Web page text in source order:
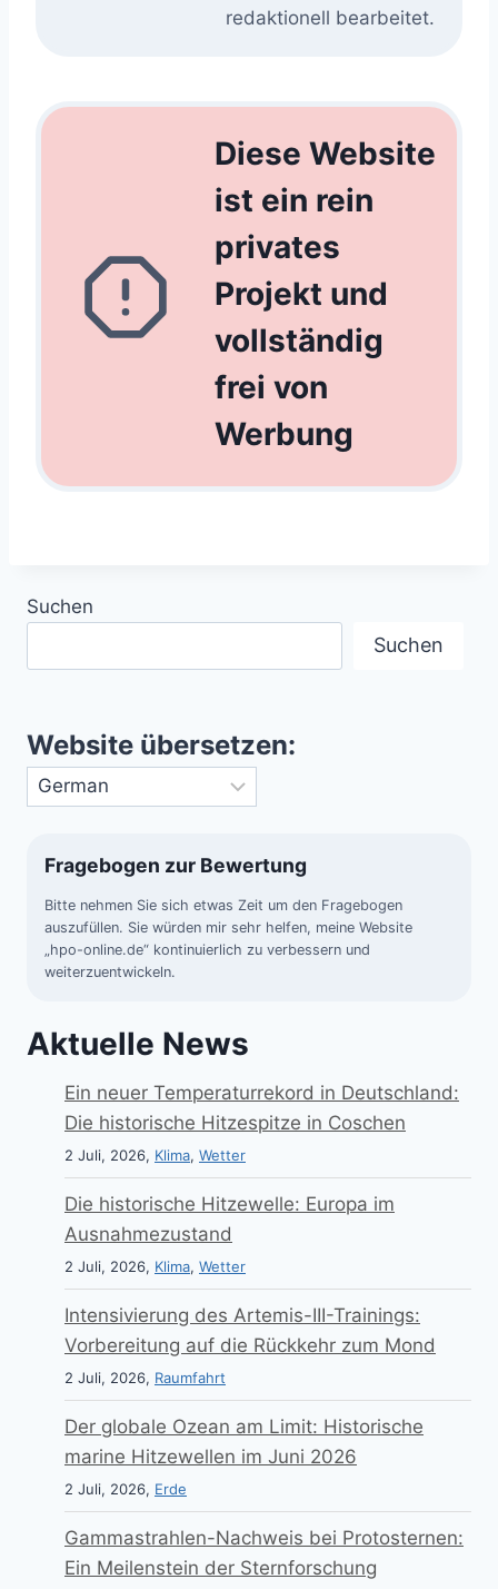
redaktionell bearbeitet.
Diese Website
ist ein rein
privates
Projekt und
vollständig
frei von
Werbung
Suchen
Suchen
Website übersetzen:
Fragebogen zur Bewertung
Bitte nehmen Sie sich etwas Zeit um den Fragebogen
auszufüllen. Sie würden mir sehr helfen, meine Website
„hpo-online.de“ kontinuierlich zu verbessern und
weiterzuentwickeln.
Aktuelle News
Ein neuer Temperaturrekord in Deutschland:
Die historische Hitzespitze in Coschen
2 Juli, 2026, Klima, Wetter
Die historische Hitzewelle: Europa im
Ausnahmezustand
2 Juli, 2026, Klima, Wetter
Intensivierung des Artemis-III-Trainings:
Vorbereitung auf die Rückkehr zum Mond
2 Juli, 2026, Raumfahrt
Der globale Ozean am Limit: Historische
marine Hitzewellen im Juni 2026
2 Juli, 2026, Erde
Gammastrahlen-Nachweis bei Protosternen:
Ein Meilenstein der Sternforschung